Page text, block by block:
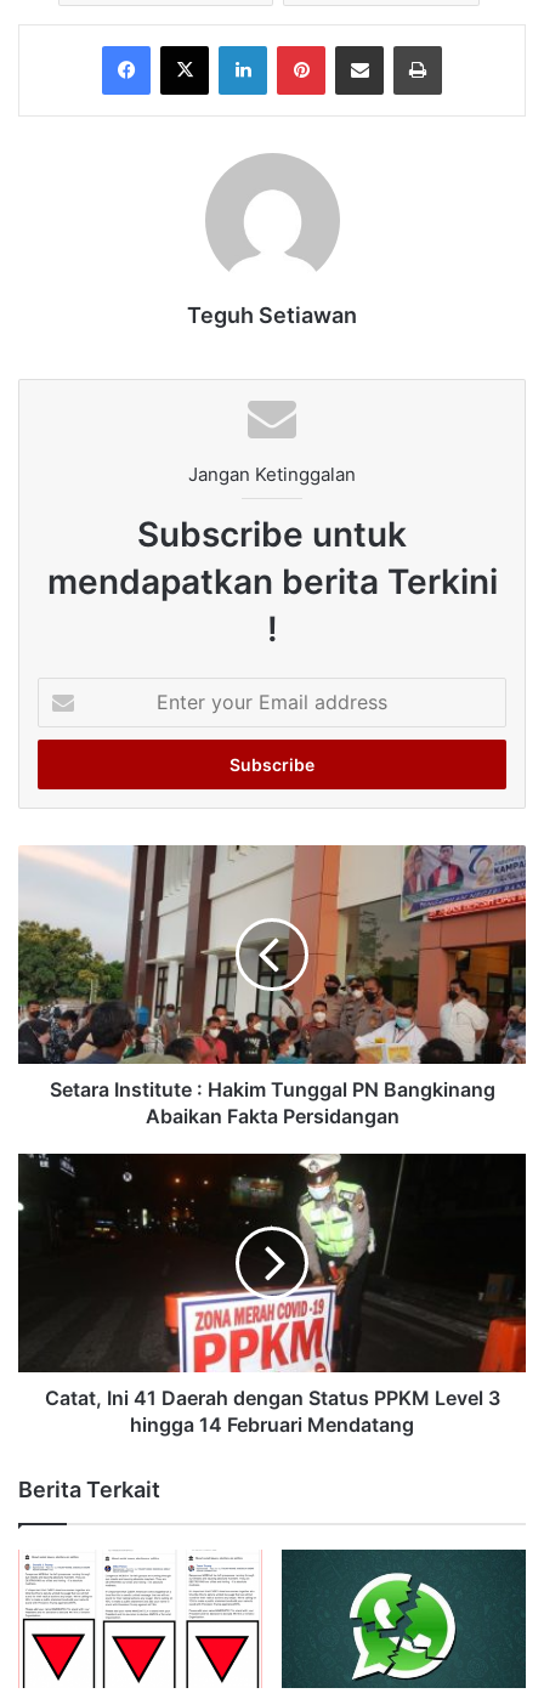
Facebook
X LinkedInPinterestShare via Email Print
Teguh Setiawan
Jangan Ketinggalan
Subscribe untuk
mendapatkan berita Terkini
!
your
Email
Setara Institute : Hakim Tunggal PN Bangkinang
Abaikan Fakta Persidangan
Catat, Ini 41 Daerah dengan Status PPKM Level 3
hingga 14 Februari Mendatang
Berita Terkait